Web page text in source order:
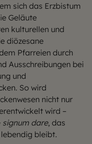
sich das Erzbistum
Geläute
kulturellen und
diözesane
Pfarreien durch
Ausschreibungen bei
und
So wird
nicht nur
wird –
signum dare, das
bleibt.